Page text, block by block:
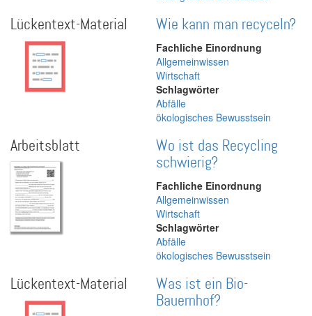
Lückentext-Material Wie kann man recyceln?
Fachliche Einordnung
Allgemeinwissen
Wirtschaft
Schlagwörter
Abfälle
ökologisches Bewusstsein
Arbeitsblatt
Wo ist das Recycling
schwierig?
Fachliche Einordnung
Allgemeinwissen
Wirtschaft
Schlagwörter
Abfälle
ökologisches Bewusstsein
Lückentext-Material
Was ist ein Bio-
Bauernhof?